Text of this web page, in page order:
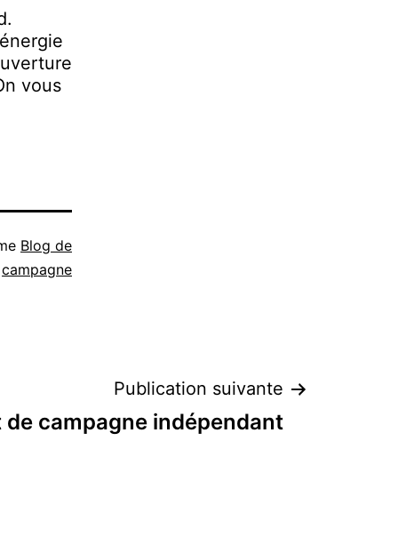
vous
Blog de
campagne
Publication suivante
campagne indépendant